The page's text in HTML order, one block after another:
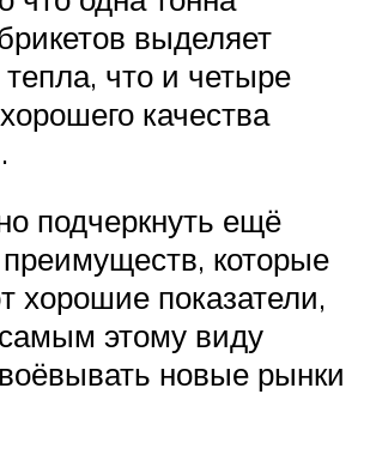
выделяет
что и четыре
качества
подчеркнуть ещё
которые
хорошие показатели,
этому виду
новые рынки